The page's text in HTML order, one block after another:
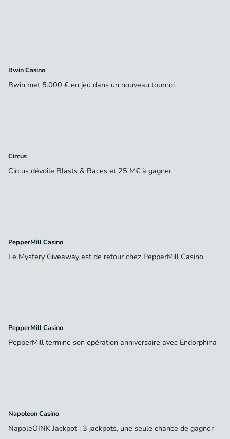
Bwin Casino
Bwin met 5.000 € en jeu dans un nouveau tournoi
Circus
Circus dévoile Blasts & Races et 25 M€ à gagner
PepperMill Casino
Le Mystery Giveaway est de retour chez PepperMill Casino
PepperMill Casino
PepperMill termine son opération anniversaire avec Endorphina
Napoleon Casino
NapoleOINK Jackpot : 3 jackpots, une seule chance de gagner